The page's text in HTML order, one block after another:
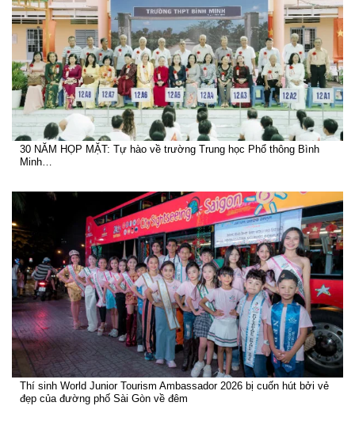
30 NĂM HỌP MẶT: Tự hào về trường Trung học Phổ thông Bình
Minh…
Thí sinh World Junior Tourism Ambassador 2026 bị cuốn hút bởi vẻ
đẹp của đường phố Sài Gòn về đêm